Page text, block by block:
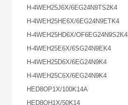
H-4WEH25J6X/6EG24N9TS2K4
H-4WEH25HE6X/6EG24N9ETK4
H-4WEH25HD6X/OF6EG24N9S2K4
H-4WEH25E6X/6SG24N9EK4
H-4WEH25D6X/6EG24N9K4
H-4WEH25C6X/6EG24N9K4
HED8OP1X/100K14A
HED8OH1X/50K14